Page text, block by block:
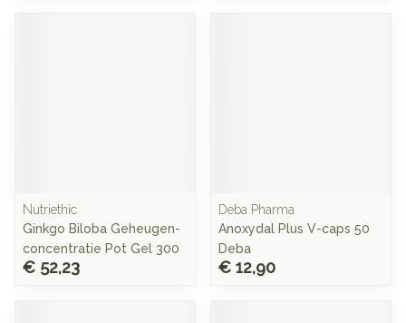
Nutriethic
Ginkgo Biloba Geheugen-
concentratie Pot Gel 300
€ 52,23
Deba Pharma
Anoxydal Plus V-caps 50
Deba
€ 12,90